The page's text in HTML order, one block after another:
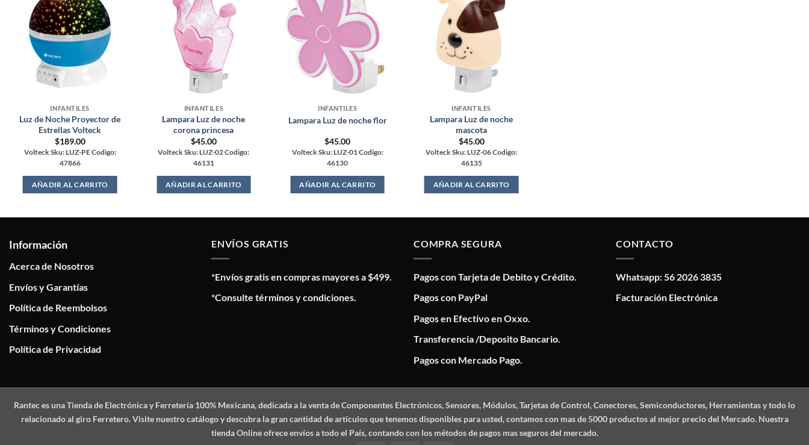
INFANTILES
Luz de Noche Proyector de
Estrellas Volteck
$189.00
Volteck Sku: LUZ-PE Codigo:
47866
AÑADIR AL CARRITO
INFANTILES
Lampara Luz de noche
corona princesa
$45.00
Volteck Sku: LUZ-02 Codigo:
46131
AÑADIR AL CARRITO
INFANTILES
Lampara Luz de noche flor
$45.00
Volteck Sku: LUZ-01 Codigo:
46130
AÑADIR AL CARRITO
INFANTILES
Lampara Luz de noche
mascota
$45.00
Volteck Sku: LUZ-06 Codigo:
46135
AÑADIR AL CARRITO
Información
Acerca de Nosotros
Envíos y Garantías
Política de Reembolsos
Términos y Condiciones
Política de Privacidad
ENVÍOS GRATIS
*Envíos gratis en compras mayores a $499.
*Consulte términos y condiciones.
COMPRA SEGURA
Pagos con Tarjeta de Debito y Crédito.
Pagos con PayPal
Pagos en Efectivo en Oxxo.
Transferencia /Deposito Bancario.
Pagos con Mercado Pago.
CONTACTO
Whatsapp: 56 2026 3835
Facturación Electrónica
Ranteces una Tienda de Electrónica y Ferretería 100% Mexicana, dedicada a la venta de Componentes Electrónicos, Sensores, Módulos, Tarjetas de Control, Conectores, Semiconductores, Herramientas y todo lo
relacionado al giro Ferretero. Visite nuestro catálogo y descubra la gran cantidad de artículos que tenemos disponibles para usted, contamos con mas de 5000 productos al mejor precio del Mercado. Nuestra
tienda Online ofrece envíos a todo el País, contando con los métodos de pagos mas seguros del mercado.